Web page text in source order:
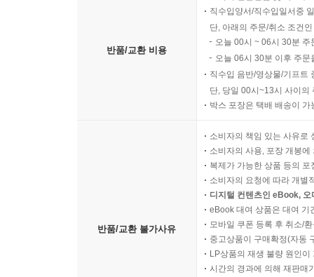
반품/교환 비용
직수입양서/직수입일서중
단, 아래의 주문/취소 조건
오늘 00시 ~ 06시 30분
오늘 06시 30분 이후 주
직수입 음반/영상물/기프트
단, 당일 00시~13시 사이의
박스 포장은 택배 배송이
반품/교환 불가사유
소비자의 책임 있는 사유로
소비자의 사용, 포장 개봉
복제가 가능한 상품 등의
소비자의 요청에 따라 개별
디지털 컨텐츠인 eBook,
eBook 대여 상품은 대여 기
모바일 쿠폰 등록 후 취소/
중고상품이 구매확정(자동
LP상품의 재생 불량 원인
시간의 경과에 의해 재판매